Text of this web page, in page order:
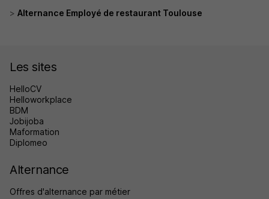
Alternance Employé de restaurant Toulouse
Les sites
HelloCV
Helloworkplace
BDM
Jobijoba
Maformation
Diplomeo
Alternance
Offres d'alternance par métier